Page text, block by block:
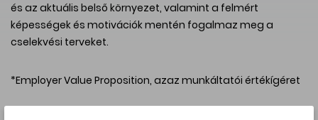
és az aktuális belső környezet, valamint a felmért
képességek és motivációk mentén fogalmaz meg a
cselekvési terveket.
*Employer Value Proposition, azaz munkáltatói értékígéret